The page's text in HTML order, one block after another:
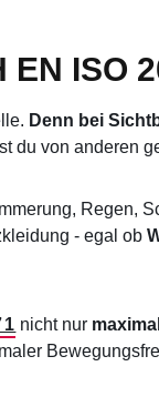
ISO
Denn bei
du von anderen
Regen,
- egal ob
nicht nur